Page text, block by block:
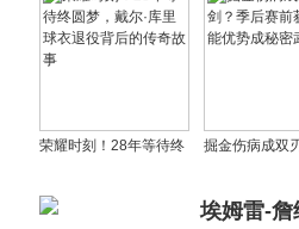
足展现逆境重生力量
二，多位新星
荣耀时刻！28年等待终
役背后的传奇故事
掘金伤病成双
成秘密武器
埃姆雷-詹